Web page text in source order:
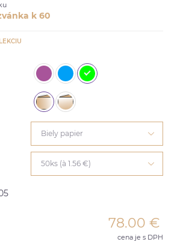
k 60
Biely papier
50ks (à 1.56 €)
78.00 €
cena je s DPH